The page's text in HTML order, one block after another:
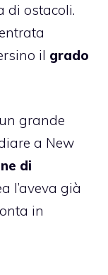
di ostacoli.
il grado
grande
a New
di
l’aveva già
in